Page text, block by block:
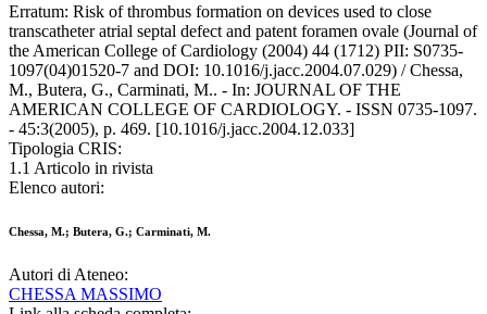
Erratum: Risk of thrombus formation on devices used to close
transcatheter atrial septal defect and patent foramen ovale (Journal of
the American College of Cardiology (2004) 44 (1712) PII: S0735-
1097(04)01520-7 and DOI: 10.1016/j.jacc.2004.07.029) / Chessa,
M., Butera, G., Carminati, M.. - In: JOURNAL OF THE
AMERICAN COLLEGE OF CARDIOLOGY. - ISSN 0735-1097.
- 45:3(2005), p. 469. [10.1016/j.jacc.2004.12.033]
Tipologia CRIS:
1.1 Articolo in rivista
Elenco autori:
Chessa, M.; Butera, G.; Carminati, M.
Autori di Ateneo:
CHESSA MASSIMO